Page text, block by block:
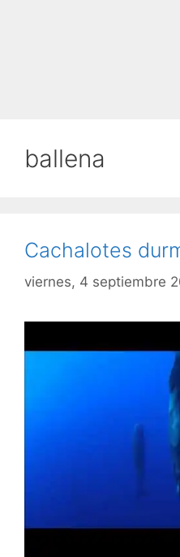
ballena
Cachalotes
viernes, 4 septiembre